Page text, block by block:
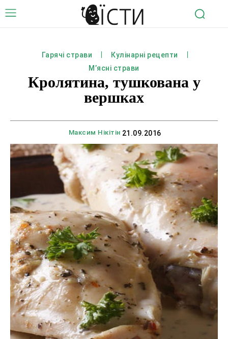
Гарячі страви
Кулінарні рецепти
М’ясні страви
Кролятина, тушкована у
вершках
Максим Нікітін 21.09.2016